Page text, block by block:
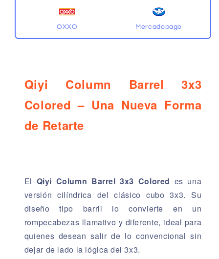
OXXO Mercadopago
Qiyi Column Barrel 3x3
Colored – Una Nueva Forma
de Retarte
El Qiyi Column Barrel 3x3 Colored es una
versión cilíndrica del clásico cubo 3x3. Su
diseño tipo barril lo convierte en un
rompecabezas llamativo y diferente, ideal para
quienes desean salir de lo convencional sin
dejar de lado la lógica del 3x3.